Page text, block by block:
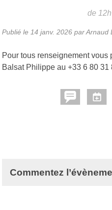
de
Publié le 14 janv. 2026 par Arnaud
Pour tous renseignement vous
Balsat Philippe au +33 6 80 31
Commentez